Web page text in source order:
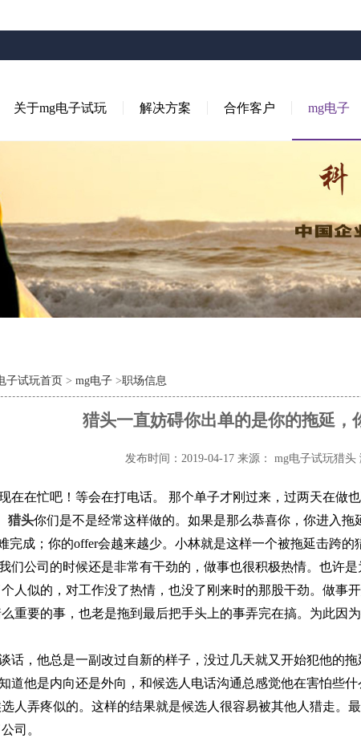
关于mg电子试玩 解决方案 合作客户 mg电子
子试玩首页 > mg电子 >职场信息
猎头一直妨碍你出单的是你的拖延，
发布时间：2019-04-17 来源： mg电子试玩猎头
在在忙吧！等会在打电话。 那个单子才刚过来，过两天在做也
猎头你们是不是经常这样做的。如果是那么恭喜你，你进入
完成；你的offer会越来越少。小林就是这样一个被拖延击跨的
们公司的时候还是非常有干劲的，做事也很积极热情。也许
人似的，对工作没了热情，也没了刚来时的那股干劲。做事
重要的事，也老是拖到最后把手头上的事弄完在搞。为此因
话，他总是一副改过自新的样子，没过几天就又开始犯他的拖
道他是内向还是外向，和候选人电话沟通总感觉他在害怕些
人弄疼似的。这样的结果就是候选人很容易被其他人猎走。
司。